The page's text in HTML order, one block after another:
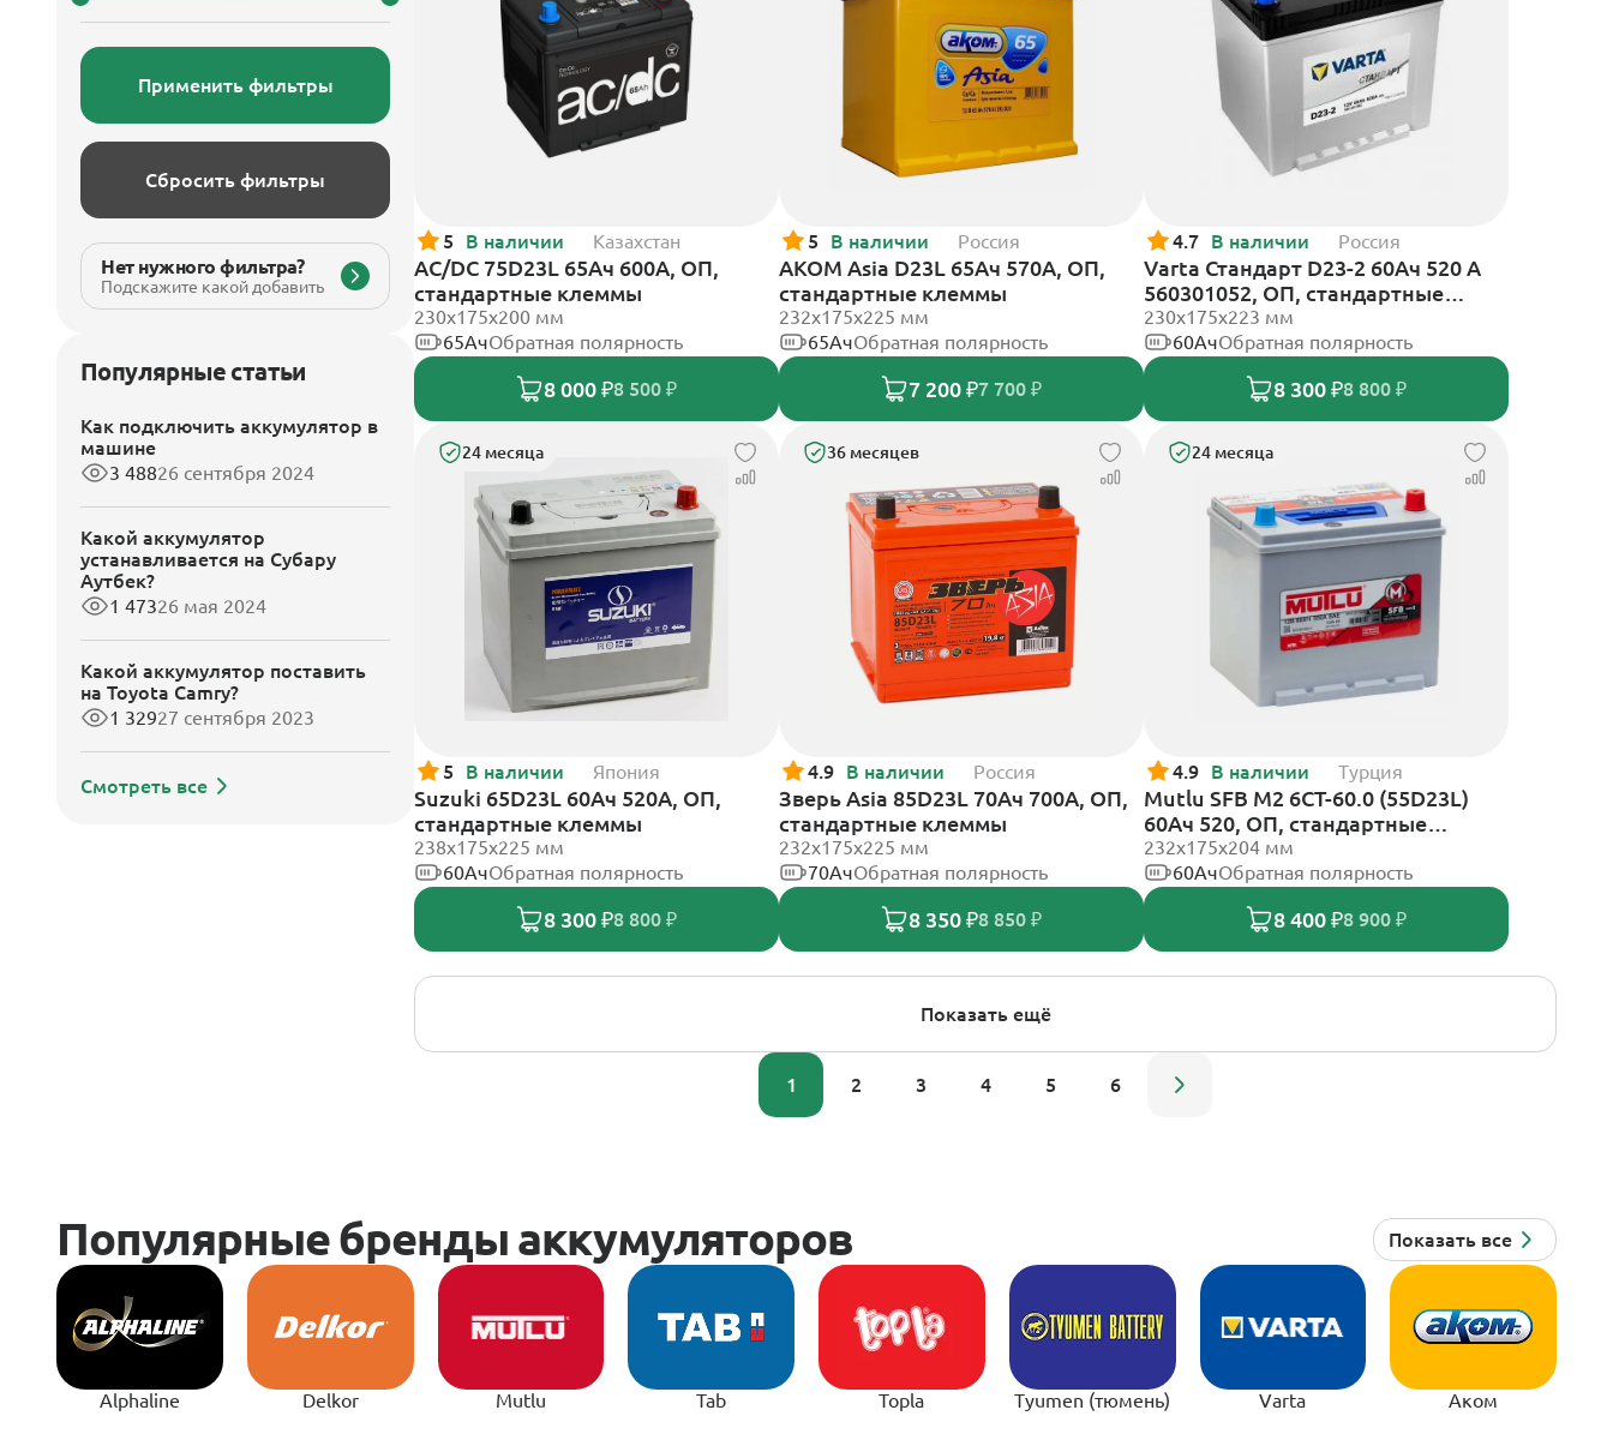
Применить фильтры
Сбросить фильтры
Нет нужного фильтра?
Подскажите какой добавить
Популярные статьи
Как подключить аккумулятор в
машине
3 48826 сентября 2024
Какой аккумулятор
устанавливается на Субару
Аутбек?
1 47326 мая 2024
Какой аккумулятор поставить
на Toyota Camry?
1 32927 сентября 2023
Смотреть все
5 В наличии Казахстан
AC/DC 75D23L 65Ач 600А, ОП,
стандартные клеммы
230x175x200 мм
65АчОбратная полярность
8 000 ₽8 500 ₽
5 В наличии Россия
АКОМ Asia D23L 65Ач 570А, ОП,
стандартные клеммы
232x175x225 мм
65АчОбратная полярность
7 200 ₽7 700 ₽
4.7 В наличии Россия
Varta Стандарт D23-2 60Ач 520 A
560301052, ОП, стандартные
клеммы
230х175х223 мм
60АчОбратная полярность
8 300 ₽8 800 ₽
24 месяца
5 В наличии Япония
Suzuki 65D23L 60Ач 520А, ОП,
стандартные клеммы
238х175х225 мм
60АчОбратная полярность
8 300 ₽8 800 ₽
36 месяцев
4.9 В наличии Россия
Зверь Asia 85D23L 70Ач 700А, ОП,
стандартные клеммы
232x175x225 мм
70АчОбратная полярность
8 350 ₽8 850 ₽
24 месяца
4.9 В наличии Турция
Mutlu SFB M2 6СТ-60.0 (55D23L)
60Ач 520, ОП, стандартные
клеммы
232х175х204 мм
60АчОбратная полярность
8 400 ₽8 900 ₽
Показать ещё
1 2 3 4 5 6
Alphaline Delkor Mutlu Tab Topla Tyumen (тюмень) Varta Аком